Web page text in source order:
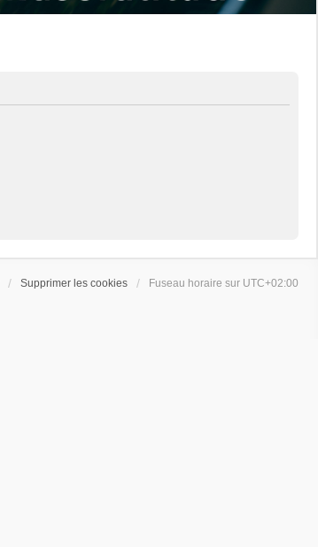
Supprimer les cookies Fuseau horaire sur UTC+02:00